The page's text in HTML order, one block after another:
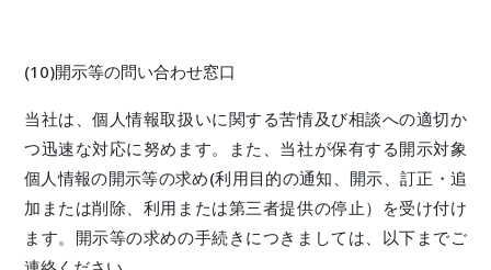
(10)開示等の問い合わせ窓口
当社は、個人情報取扱いに関する苦情及び相談への適切か
つ迅速な対応に努めます。また、当社が保有する開示対象
個人情報の開示等の求め(利用目的の通知、開示、訂正・追
加または削除、利用または第三者提供の停止）を受け付け
ます。開示等の求めの手続きにつきましては、以下までご